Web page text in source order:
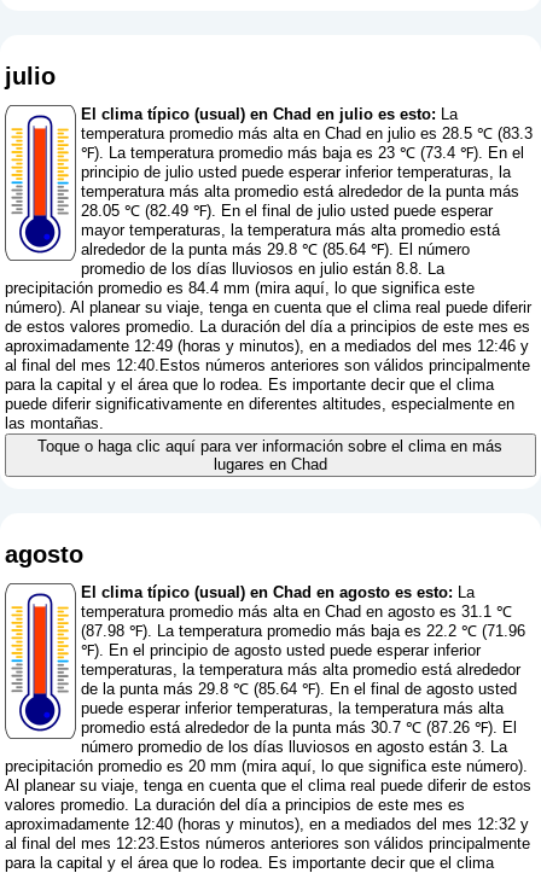
julio
El clima típico (usual) en Chad en julio es esto: La
temperatura promedio más alta en Chad en julio es 28.5 ℃ (83.3
℉). La temperatura promedio más baja es 23 ℃ (73.4 ℉). En el
principio de julio usted puede esperar inferior temperaturas, la
temperatura más alta promedio está alrededor de la punta más
28.05 ℃ (82.49 ℉). En el final de julio usted puede esperar
mayor temperaturas, la temperatura más alta promedio está
alrededor de la punta más 29.8 ℃ (85.64 ℉). El número
promedio de los días lluviosos en julio están 8.8. La
precipitación promedio es 84.4 mm (mira aquí, lo que significa este
número). Al planear su viaje, tenga en cuenta que el clima real puede diferir
de estos valores promedio. La duración del día a principios de este mes es
aproximadamente 12:49 (horas y minutos), en a mediados del mes 12:46 y
al final del mes 12:40.Estos números anteriores son válidos principalmente
para la capital y el área que lo rodea. Es importante decir que el clima
puede diferir significativamente en diferentes altitudes, especialmente en
las montañas.
Toque o haga clic aquí para ver información sobre el clima en más
lugares en Chad
agosto
El clima típico (usual) en Chad en agosto es esto: La
temperatura promedio más alta en Chad en agosto es 31.1 ℃
(87.98 ℉). La temperatura promedio más baja es 22.2 ℃ (71.96
℉). En el principio de agosto usted puede esperar inferior
temperaturas, la temperatura más alta promedio está alrededor
de la punta más 29.8 ℃ (85.64 ℉). En el final de agosto usted
puede esperar inferior temperaturas, la temperatura más alta
promedio está alrededor de la punta más 30.7 ℃ (87.26 ℉). El
número promedio de los días lluviosos en agosto están 3. La
precipitación promedio es 20 mm (mira aquí, lo que significa este número).
Al planear su viaje, tenga en cuenta que el clima real puede diferir de estos
valores promedio. La duración del día a principios de este mes es
aproximadamente 12:40 (horas y minutos), en a mediados del mes 12:32 y
al final del mes 12:23.Estos números anteriores son válidos principalmente
para la capital y el área que lo rodea. Es importante decir que el clima